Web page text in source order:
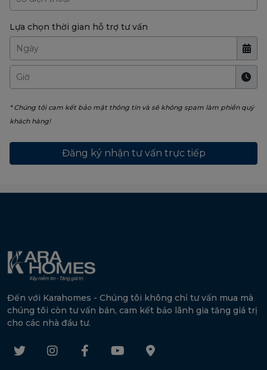
Lựa chọn thời gian hỗ trợ tư vấn
* Chúng tôi cam kết bảo mật thông tin và sẽ không spam làm phiền quý
khách hàng!
Đến với Karahomes - Chúng tôi không chỉ tư vấn mua mà
chúng tôi còn tư vấn bán, cam kết bảo lãnh gia tăng giá trị
cho các nhà đầu tư.